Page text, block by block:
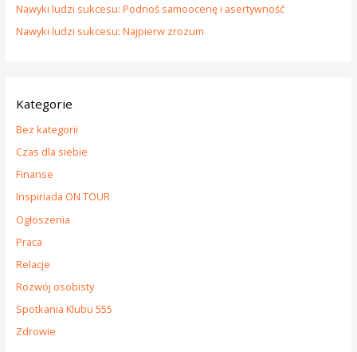
:Nawyki ludzi sukcesu: Podnoś samoocenę i asertywność
Nawyki ludzi sukcesu: Najpierw zrozum
Kategorie
Bez kategorii
Czas dla siebie
Finanse
Inspiriada ON TOUR
Ogłoszenia
Praca
Relacje
Rozwój osobisty
Spotkania Klubu 555
Zdrowie